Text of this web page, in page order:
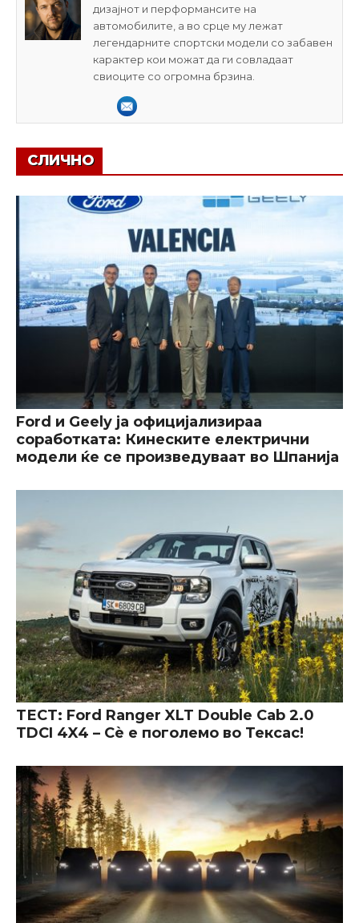
дизајнот и перформансите на
автомобилите, а во срце му лежат
легендарните спортски модели со забавен
карактер кои можат да ги совладаат
свиоците со огромна брзина.
СЛИЧНО
Ford и Geely ја официјализираа
соработката: Кинеските електрични
модели ќе се произведуваат во Шпанија
ТЕСТ: Ford Ranger XLT Double Cab 2.0
TDCI 4X4 – Сè е поголемо во Тексас!